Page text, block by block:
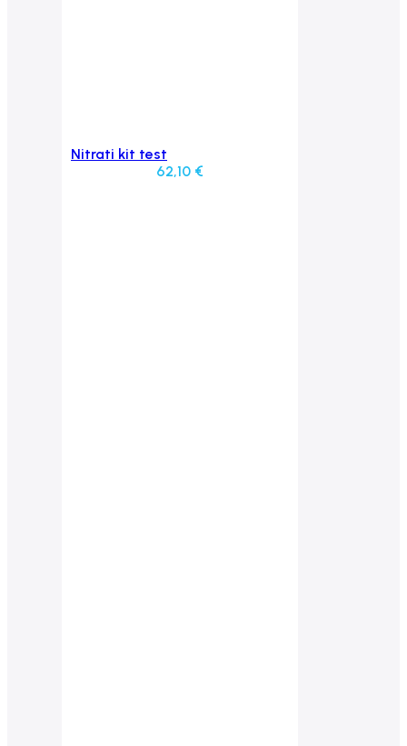
Aggiungi al carrello
Nitrati kit test
62,10 €